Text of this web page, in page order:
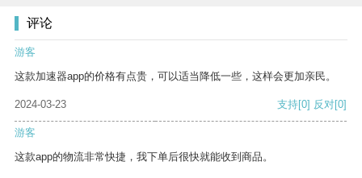
评论
游客
这款加速器app的价格有点贵，可以适当降低一些，这样会更加亲民。
2024-03-23 支持[0] 反对[0]
游客
这款app的物流非常快捷，我下单后很快就能收到商品。